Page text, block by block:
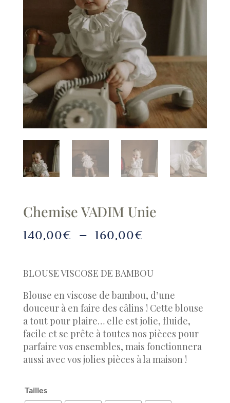
Contact
Chemise VADIM Unie
140,00€ – 160,00€
140,00€
160,00€
BLOUSE VISCOSE DE BAMBOU
Blouse en viscose de bambou, d’une
douceur à en faire des câlins ! Cette blouse
a tout pour plaire… elle est jolie, fluide,
facile et se prête à toutes nos pièces pour
parfaire vos ensembles, mais fonctionnera
aussi avec vos jolies pièces à la maison !
Tailles